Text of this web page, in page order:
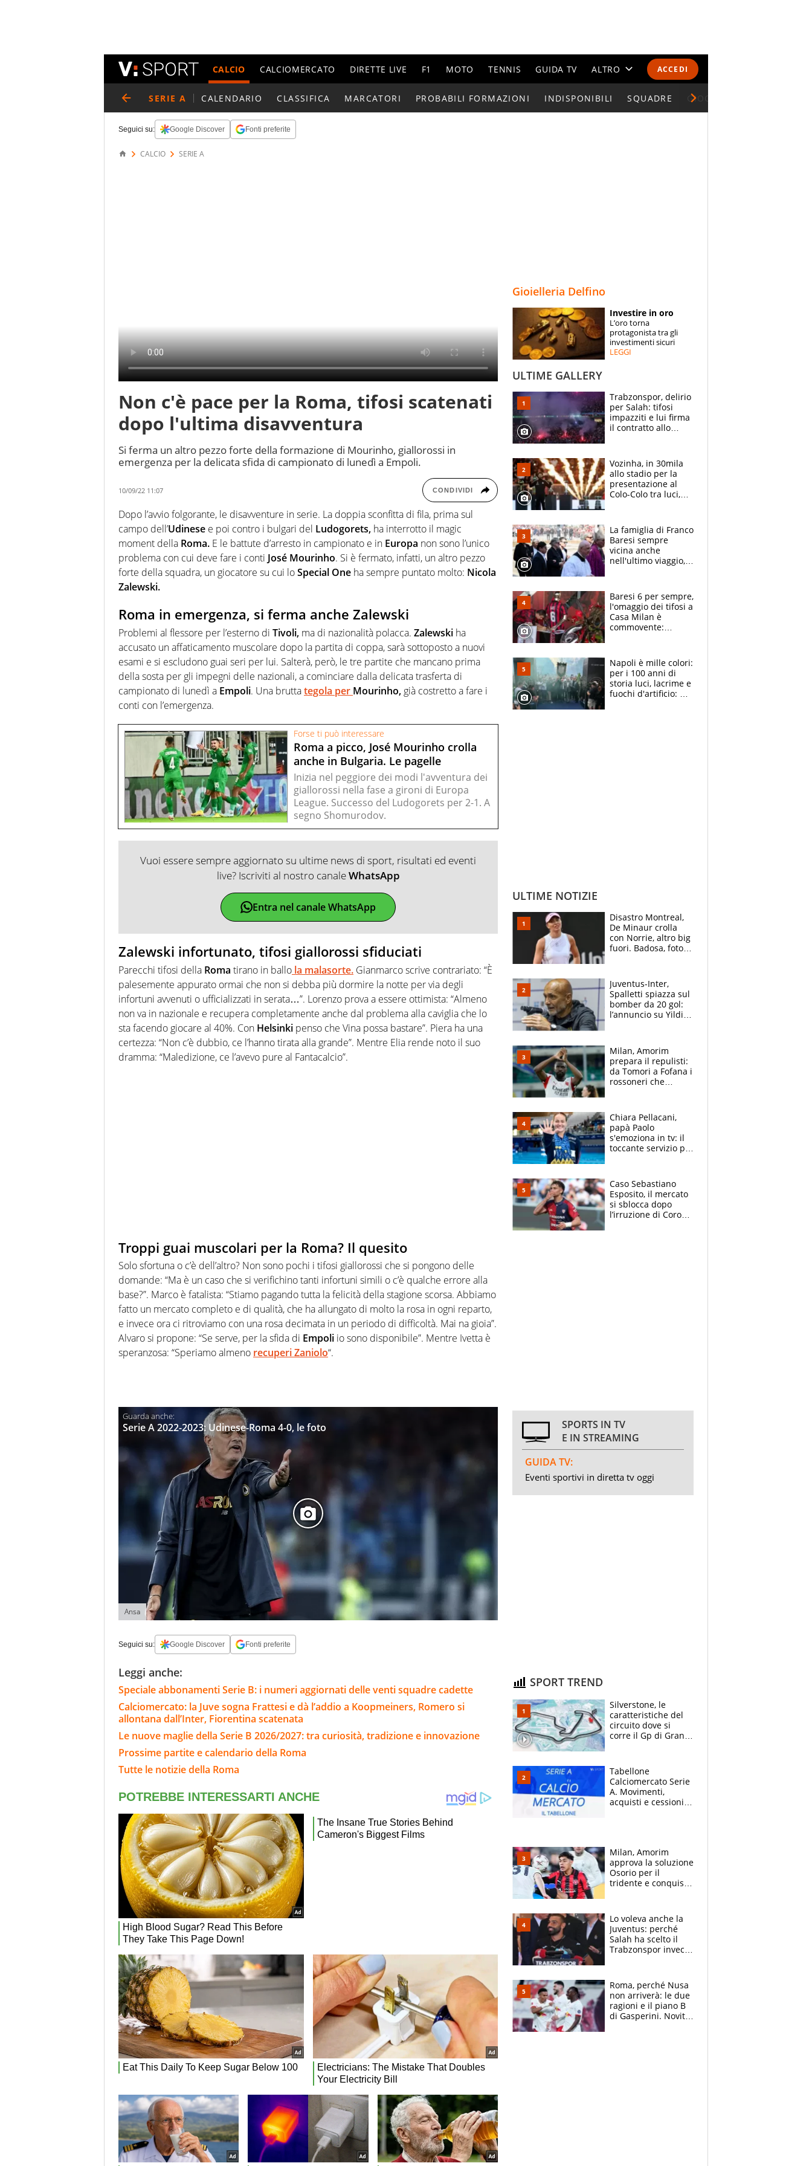
ACCEDI
CALCIO CALCIOMERCATO DIRETTE LIVE F1 MOTO TENNIS GUIDA TV ALTRO
CALENDARI E CLASSIFICHE
ESPERTI
CONTATTI
SERIE A CALENDARIO CLASSIFICA MARCATORI PROBABILI FORMAZIONI INDISPONIBILI SQUADRE GIOCATORI SERIE A
Seguici su: Google Discover Fonti preferite
CALCIO SERIE A
Non c'è pace per la Roma, tifosi scatenati
dopo l'ultima disavventura
Si ferma un altro pezzo forte della formazione di Mourinho, giallorossi in
emergenza per la delicata sfida di campionato di lunedì a Empoli.
10/09/22 11:07 CONDIVIDI
Dopo l’avvio folgorante, le disavventure in serie. La doppia sconfitta di fila, prima sul
campo dell’Udinese e poi contro i bulgari del Ludogorets, ha interrotto il magic
moment della Roma. E le battute d’arresto in campionato e in Europa non sono l’unico
problema con cui deve fare i conti José Mourinho. Si è fermato, infatti, un altro pezzo
forte della squadra, un giocatore su cui loSpecial One ha sempre puntato molto: Nicola
Zalewski.
Roma in emergenza, si ferma anche Zalewski
Problemi al flessore per l’esterno di Tivoli, ma di nazionalità polacca. Zalewski ha
accusato un affaticamento muscolare dopo la partita di coppa, sarà sottoposto a nuovi
esami e si escludono guai seri per lui. Salterà, però, le tre partite che mancano prima
della sosta per gli impegni delle nazionali, a cominciare dalla delicata trasferta di
campionato di lunedì a Empoli. Una bruttategola per Mourinho, già costretto a fare i
conti con l’emergenza.
Forse ti può interessare
Roma a picco, José Mourinho crolla
anche in Bulgaria. Le pagelle
Inizia nel peggiore dei modi l'avventura dei
giallorossi nella fase a gironi di Europa
League. Successo del Ludogorets per 2-1. A
segno Shomurodov.
Vuoi essere sempre aggiornato su ultime news di sport, risultati ed eventi
live? Iscriviti al nostro canaleWhatsApp
Entra nel canale WhatsApp
Zalewski infortunato, tifosi giallorossi sfiduciati
Parecchi tifosi della Roma tirano in ballo la malasorte. Gianmarco scrive contrariato: “È
palesemente appurato ormai che non si debba più dormire la notte per via degli
infortuni avvenuti o ufficializzati in serata…”. Lorenzo prova a essere ottimista: “Almeno
non va in nazionale e recupera completamente anche dal problema alla caviglia che lo
sta facendo giocare al 40%. Con Helsinki penso che Vina possa bastare”. Piera ha una
certezza: “Non c’è dubbio, ce l’hanno tirata alla grande”. Mentre Elia rende noto il suo
dramma: “Maledizione, ce l’avevo pure al Fantacalcio”.
Troppi guai muscolari per la Roma? Il quesito
Solo sfortuna o c’è dell’altro? Non sono pochi i tifosi giallorossi che si pongono delle
domande: “Ma è un caso che si verifichino tanti infortuni simili o c’è qualche errore alla
base?”. Marco è fatalista: “Stiamo pagando tutta la felicità della stagione scorsa. Abbiamo
fatto un mercato completo e di qualità, che ha allungato di molto la rosa in ogni reparto,
e invece ora ci ritroviamo con una rosa decimata in un periodo di difficoltà. Mai na gioia”.
Alvaro si propone: “Se serve, per la sfida di Empoli io sono disponibile”. Mentre Ivetta è
speranzosa: “Speriamo almeno recuperiZaniolo“.
Serie A 2022-2023: Udinese-Roma 4-0, le foto
Ansa
Seguici su: Google Discover Fonti preferite
Leggi anche:
Speciale abbonamenti Serie B: i numeri aggiornati delle venti squadre cadette
Calciomercato: la Juve sogna Frattesi e dà l’addio a Koopmeiners, Romero si
allontana dall’Inter, Fiorentina scatenata
Le nuove maglie della Serie B 2026/2027: tra curiosità, tradizione e innovazione
Prossime partite e calendario della Roma
Tutte le notizie della Roma
Gioielleria Delfino
Investire in oro
L’oro torna
protagonista tra gli
investimenti sicuri
LEGGI
ULTIME GALLERY
Trabzonspor, delirio
per Salah: tifosi
impazziti e lui firma
il contratto allo
Vozinha, in 30mila
allo stadio per la
presentazione al
Colo-Colo tra luci,
La famiglia di Franco
Baresi sempre
vicina anche
nell'ultimo viaggio,
circondati
dall'affetto dei tifosi
Baresi 6 per sempre,
l'omaggio dei tifosi a
Casa Milan è
commovente:
bigliettini
Napoli è mille colori:
per i 100 anni di
storia luci, lacrime e
fuochi d'artificio: De
ULTIME NOTIZIE
Disastro Montreal,
De Minaur crolla
con Norrie, altro big
fuori. Badosa, foto
Juventus-Inter,
Spalletti spiazza sul
bomber da 20 gol:
l’annuncio su Yildiz
Milan, Amorim
prepara il repulisti:
da Tomori a Fofana i
rossoneri che
Chiara Pellacani,
papà Paolo
s'emoziona in tv: il
toccante servizio per
Caso Sebastiano
Esposito, il mercato
si sblocca dopo
l’irruzione di Corona
SPORTS IN TV
E IN STREAMING
GUIDA TV:
Eventi sportivi in diretta tv oggi
SPORT TREND
Silverstone, le
caratteristiche del
circuito dove si
corre il Gp di Gran
Tabellone
Calciomercato Serie
A. Movimenti,
acquisti e cessioni:
Milan, Amorim
approva la soluzione
Osorio per il
tridente e conquista
Allegri
Lo voleva anche la
Juventus: perché
Salah ha scelto il
Trabzonspor invece
Roma, perché Nusa
non arriverà: le due
ragioni e il piano B
di Gasperini. Novità